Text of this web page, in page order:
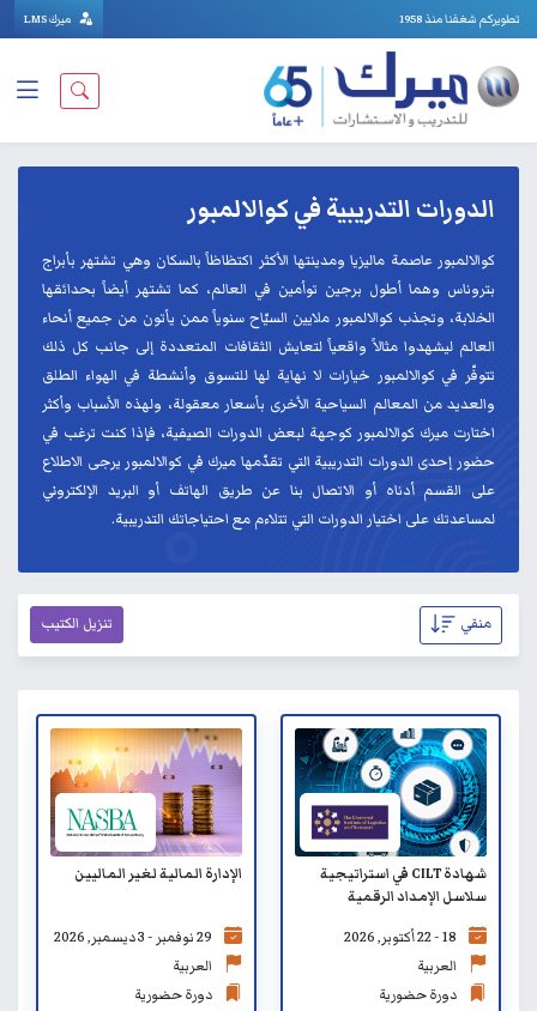
تطويركم شغفنا منذ 1958 ميرك LMS
الدورات التدريبية في كوالالمبور
كوالالمبور عاصمة ماليزيا ومدينتها الأكثر اكتظاظاً بالسكان وهي تشتهر بأبراج
بتروناس وهما أطول برجين توأمين في العالم، كما تشتهر أيضاً بحدائقها
الخلابة، وتجذب كوالالمبور ملايين السيّاح سنوياً ممن يأتون من جميع أنحاء
العالم ليشهدوا مثالاً واقعياً لتعايش الثقافات المتعددة إلى جانب كل ذلك
تتوفّر في كوالالمبور خيارات لا نهاية لها للتسوق وأنشطة في الهواء الطلق
والعديد من المعالم السياحية الأخرى بأسعار معقولة، ولهذه الأسباب وأكثر
اختارت ميرك كوالالمبور كوجهة لبعض الدورات الصيفية، فإذا كنت ترغب في
حضور إحدى الدورات التدريبية التي تقدّمها ميرك في كوالالمبور يرجى الاطلاع
على القسم أدناه أو الاتصال بنا عن طريق الهاتف أو البريد الإلكتروني
لمساعدتك على اختيار الدورات التي تتلاءم مع احتياجاتك التدريبية.
تنزيل الكتيب منقي
شهادة CILT في استراتيجية
سلاسل الإمداد الرقمية
18 - 22 أكتوبر, 2026
العربية
دورة حضورية
الإدارة المالية لغير الماليين
29 نوفمبر - 3 ديسمبر, 2026
العربية
دورة حضورية